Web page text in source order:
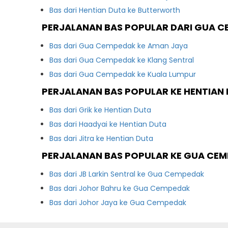
Bas dari Hentian Duta ke Butterworth
PERJALANAN BAS POPULAR DARI GUA
Bas dari Gua Cempedak ke Aman Jaya
Bas dari Gua Cempedak ke Klang Sentral
Bas dari Gua Cempedak ke Kuala Lumpur
PERJALANAN BAS POPULAR KE HENTIAN
Bas dari Grik ke Hentian Duta
Bas dari Haadyai ke Hentian Duta
Bas dari Jitra ke Hentian Duta
PERJALANAN BAS POPULAR KE GUA
Bas dari JB Larkin Sentral ke Gua Cempedak
Bas dari Johor Bahru ke Gua Cempedak
Bas dari Johor Jaya ke Gua Cempedak